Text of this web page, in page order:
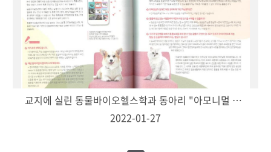
교지에 실린 동물바이오헬스학과 동아리 "아모니멀 "를 소개합니다
2022-01-27